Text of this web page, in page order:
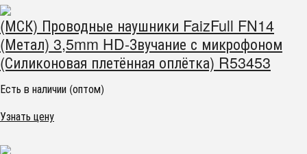
(МСК) Проводные наушники FaizFull FN14
(Метал) 3,5mm HD-Звучание с микрофоном
(Силиконовая плетённая оплётка) R53453
Есть в наличии (оптом)
Узнать цену